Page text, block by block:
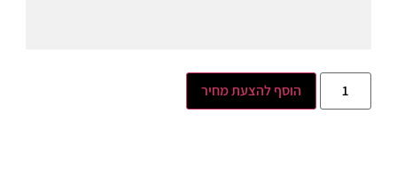
הוסף להצעת מחיר